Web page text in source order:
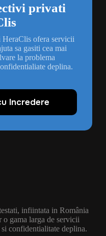
privati
ofera servicii
sa gasiti cea mai
la problema
deplina.
Incredere
infiintata in România
gama larga de servicii
confidentialitate deplina.